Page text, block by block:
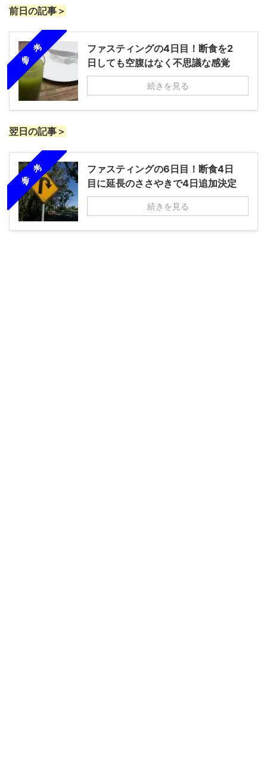
前日の記事＞
参 考
ファスティングの4日目！断食を2
日しても空腹はなく不思議な感覚
続きを見る
翌日の記事＞
参 考
ファスティングの6日目！断食4日
目に延長のささやきで4日追加決定
続きを見る